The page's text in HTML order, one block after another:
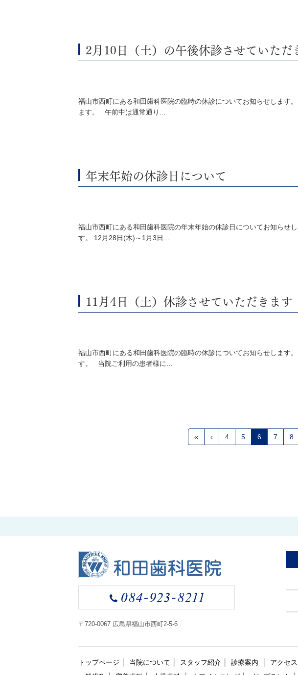
2月10日（土）の午後休診させていただ
福山市西町にある和田歯科医院の臨時の休診についてお知らせします
ます。 午前中は通常通り...
年末年始の休診日について
福山市西町にある和田歯科医院の年末年始の休診日についてお知らせ
す。 12月28日(木)～1月3日...
11月4日（土）休診させていただきます
福山市西町にある和田歯科医院の臨時の休診についてお知らせします
す。 当院ご利用の患者様に...
« ‹ 4 5 6 7 8
〒720-0067 広島県福山市西町2-5-6
トップページ 当院について スタッフ紹介 診療案内 アクセス